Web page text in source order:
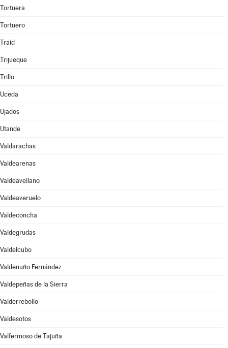
Tortuera
Tortuero
Traíd
Trijueque
Trillo
Uceda
Ujados
Utande
Valdarachas
Valdearenas
Valdeavellano
Valdeaveruelo
Valdeconcha
Valdegrudas
Valdelcubo
Valdenuño Fernández
Valdepeñas de la Sierra
Valderrebollo
Valdesotos
Valfermoso de Tajuña